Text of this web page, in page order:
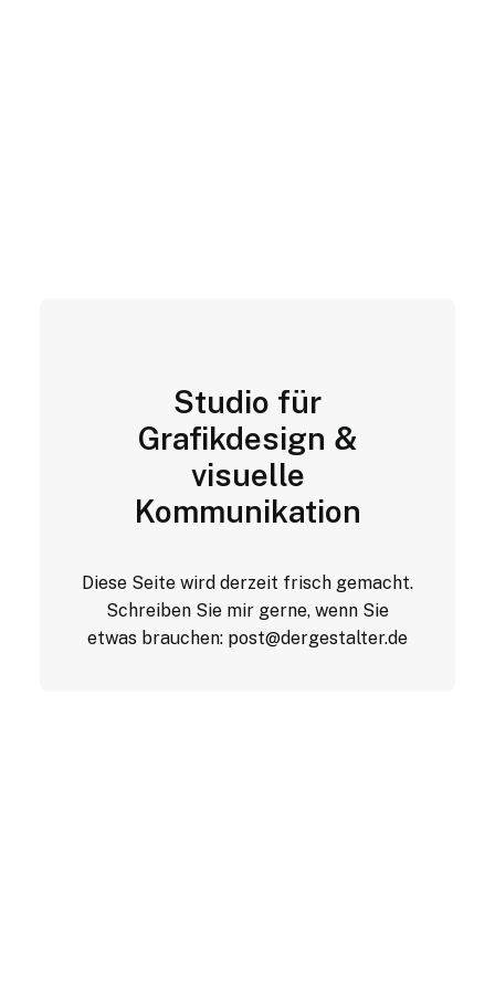
Studio für
Grafikdesign &
visuelle
Kommunikation
Diese Seite wird derzeit frisch gemacht.
Schreiben Sie mir gerne, wenn Sie
etwas brauchen: post@dergestalter.de